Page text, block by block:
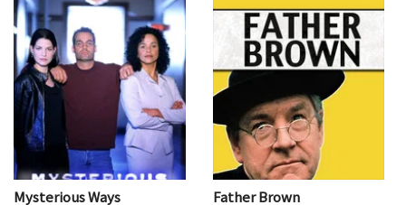
Mysterious Ways Father Brown